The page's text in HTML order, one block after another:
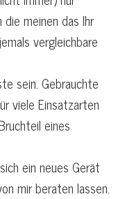
meinen das Ihr
vergleichbare
sein. Gebrauchte
viele Einsatzarten
eines
ein neues Gerät
mir beraten lassen.